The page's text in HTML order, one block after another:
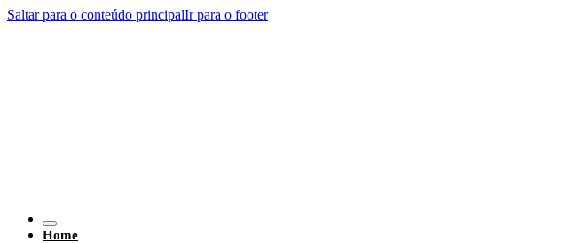
Saltar para o conteúdo principalIr para o footer
Home